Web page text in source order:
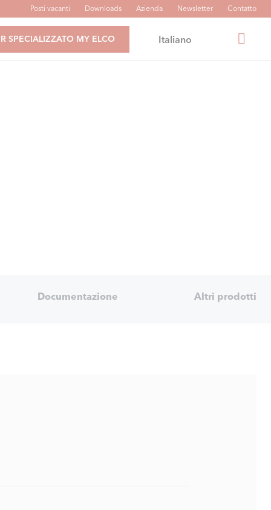
Posti vacanti Downloads Azienda Newsletter Contatto
SPECIALIZZATO MY ELCO Italiano
Documentazione Altri prodotti